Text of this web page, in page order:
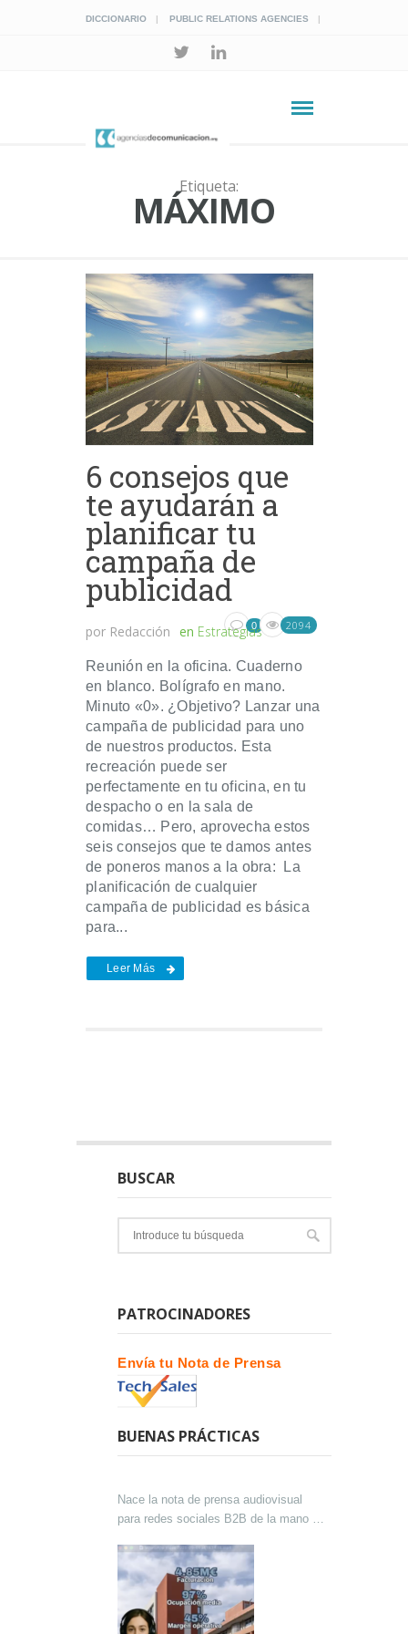
DICCIONARIO PUBLIC RELATIONS AGENCIES
Etiqueta:
MÁXIMO
6 consejos que
te ayudarán a
planificar tu
campaña de
publicidad
por Redacción en Estrategias
0 2094
Reunión en la oficina. Cuaderno
en blanco. Bolígrafo en mano.
Minuto «0». ¿Objetivo? Lanzar una
campaña de publicidad para uno
de nuestros productos. Esta
recreación puede ser
perfectamente en tu oficina, en tu
despacho o en la sala de
comidas… Pero, aprovecha estos
seis consejos que te damos antes
de poneros manos a la obra: La
planificación de cualquier
campaña de publicidad es básica
para...
Leer Más
BUSCAR
PATROCINADORES
Envía tu Nota de Prensa
BUENAS PRÁCTICAS
Nace la nota de prensa audiovisual
para redes sociales B2B de la mano de